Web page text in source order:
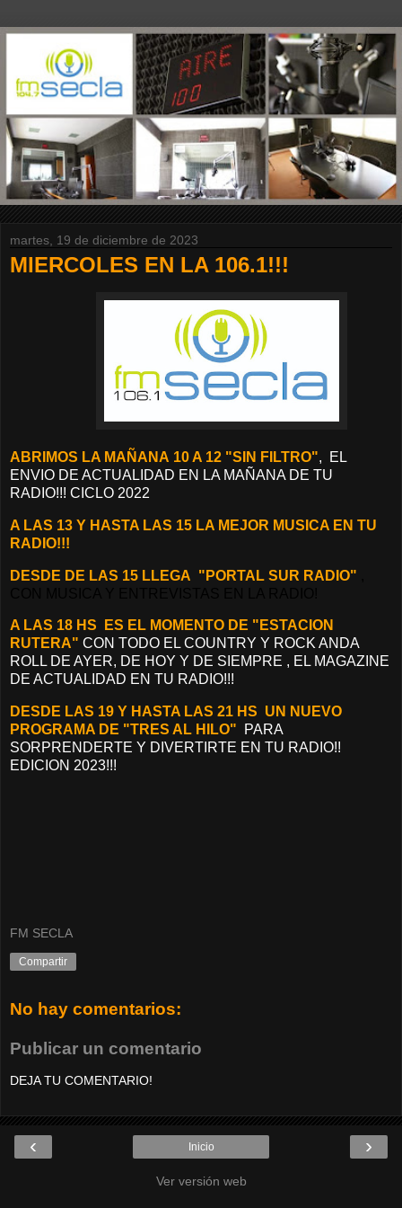
martes, 19 de diciembre de 2023
MIERCOLES EN LA 106.1!!!
ABRIMOS LA MAÑANA 10 A 12 "SIN FILTRO", EL
ENVIO DE ACTUALIDAD EN LA MAÑANA DE TU
RADIO!!! CICLO 2022
A LAS 13 Y HASTA LAS 15 LA MEJOR MUSICA EN TU
RADIO!!!
DESDE DE LAS 15 LLEGA "PORTAL SUR RADIO"
A LAS 18 HS ES EL MOMENTO DE "ESTACION
RUTERA" CON TODO EL COUNTRY Y ROCK ANDA
ROLL DE AYER, DE HOY Y DE SIEMPRE , EL MAGAZINE
DE ACTUALIDAD EN TU RADIO!!!
DESDE LAS 19 Y HASTA LAS 21 HS UN NUEVO
PROGRAMA DE "TRES AL HILO"
PARA
SORPRENDERTE Y DIVERTIRTE EN TU RADIO!!
EDICION 2023!!!
FM SECLA
Compartir
No hay comentarios:
Publicar un comentario
DEJA TU COMENTARIO!
‹ ›
Inicio
Ver versión web